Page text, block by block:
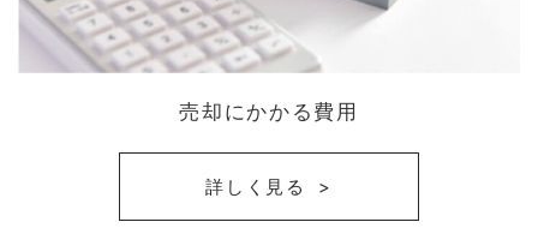
売却にかかる費用
詳しく見る